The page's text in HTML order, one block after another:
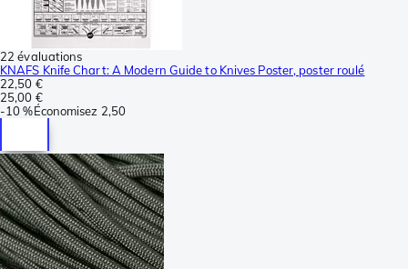
22 évaluations
KNAFS Knife Chart: A Modern Guide to Knives Poster, poster roulé
22,50 €
25,00 €
-10 %Économisez 2,50